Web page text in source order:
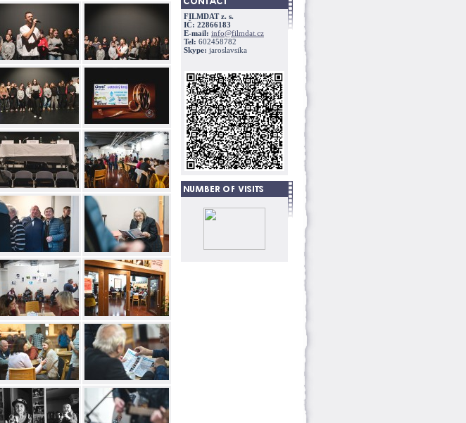
FILMDAT z. s.
IČ: 22866183
E-mail: info@filmdat.cz
Tel: 602458782
Skype: jaroslavsika